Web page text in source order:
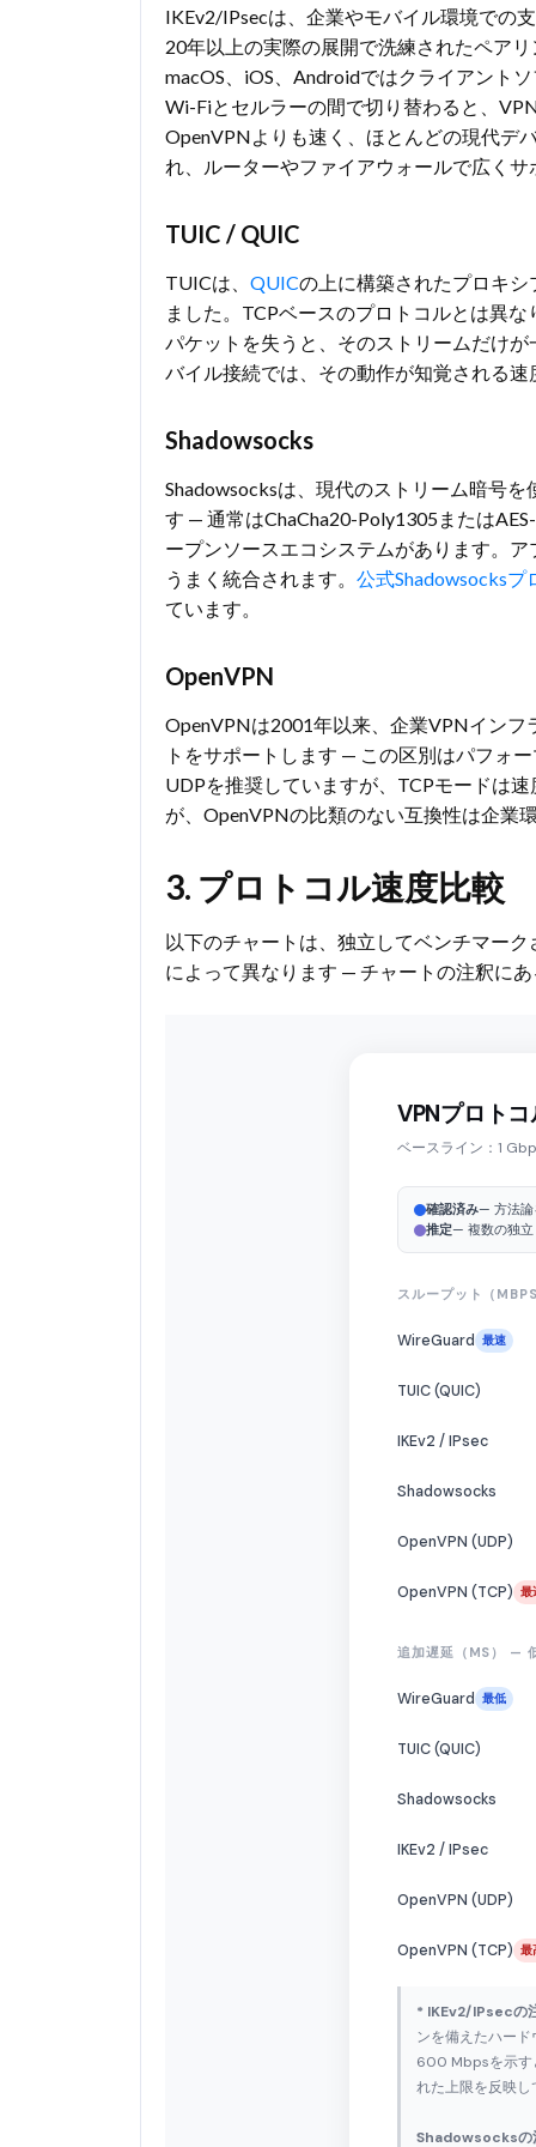
IKEv2/IPsecは、企業やモバイル環境での
20年以上の実際の展開で洗練されたペア
macOS、iOS、Androidではクライアント
Wi-Fiとセルラーの間で切り替わると、
OpenVPNよりも速く、ほとんどの現代デ
れ、ルーターやファイアウォールで広く
TUIC / QUIC
TUICは、 QUICの上に構築されたプロキ
ました。TCPベースのプロトコルとは異
パケットを失うと、そのストリームだけ
バイル接続では、その動作が知覚される
Shadowsocks
Shadowsocksは、現代のストリーム暗号
す — 通常はChaCha20-Poly1305または
ープンソースエコシステムがあります。
うまく統合されます。 公式Shadowsocksプ
ています。
OpenVPN
OpenVPNは2001年以来、企業VPNインフ
トをサポートします — この区別はパフォ
UDPを推奨していますが、TCPモードは
が、OpenVPNの比類のない互換性は企業
3. プロトコル速度比較
以下のチャートは、独立してベンチマー
によって異なります — チャートの注釈に
VPNプロト
ベースライン：1
確認済み— 方法論
推定— 複数の独立
スループット（
WireGuard 最速
TUIC (QUIC)
IKEv2 / IPsec
Shadowsocks
OpenVPN (UDP)
OpenVPN (TCP) 最
追加遅延（MS） —
WireGuard 最低
TUIC (QUIC)
Shadowsocks
IKEv2 / IPsec
OpenVPN (UDP)
OpenVPN (TCP) 最
* IKEv2/IPsecの
ンを備えたハー
600 Mbpsを示す
れた上限を反映
Shadowsocksの